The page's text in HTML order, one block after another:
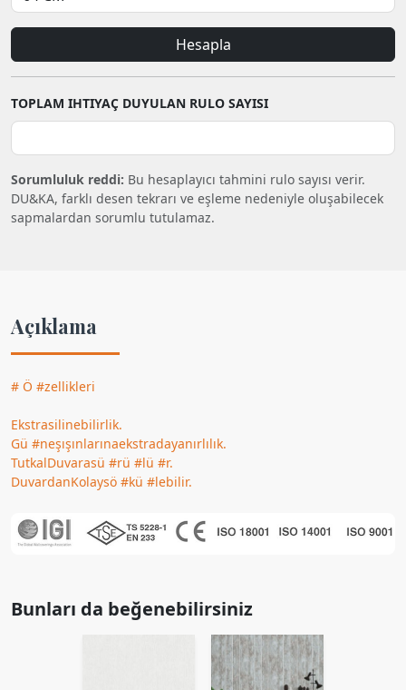
Hesapla
TOPLAM IHTIYAÇ DUYULAN RULO SAYISI
Sorumluluk reddi: Bu hesaplayıcı tahmini rulo sayısı verir.
DU&KA, farklı desen tekrarı ve eşleme nedeniyle oluşabilecek
sapmalardan sorumlu tutulamaz.
Açıklama
# Ö #zellikleri
Ekstrasilinebilirlik.
Gü #neşışınlarınaekstradayanırlılık.
TutkalDuvarasü #rü #lü #r.
DuvardanKolaysö #kü #lebilir.
Bunları da beğenebilirsiniz